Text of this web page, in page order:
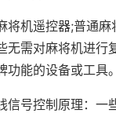
将机遥控器;普通
无需对麻将机进行
功能的设备或工具。
信号控制原理：一